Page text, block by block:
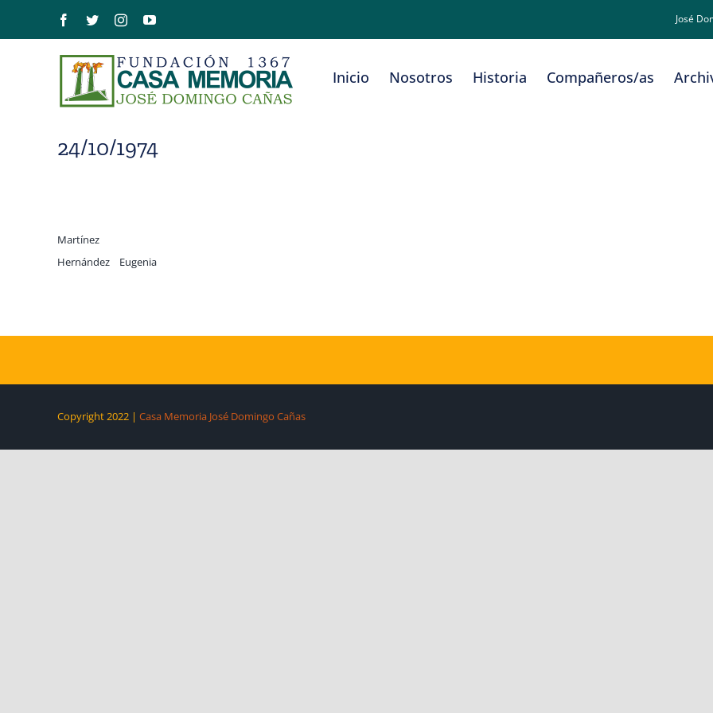
contenido
Facebook
TwitterInstagramYouTube José
Inicio Nosotros Historia Compañeros/as
24/10/1974
Martínez
Hernández Eugenia
Copyright 2022 | Casa Memoria José Domingo Cañas